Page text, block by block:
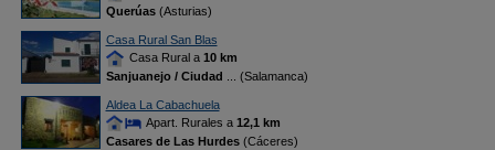
Querúas(Asturias)
Casa Rural San Blas
Casa Rural a 10 km
Sanjuanejo / Ciudad
... (Salamanca)
Aldea La Cabachuela
Apart. Rurales a 12,1 km
Casares de Las Hurdes(Cáceres)